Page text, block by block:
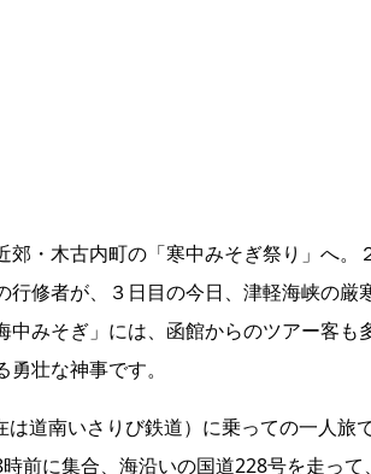
・木古内町の「寒中みそぎ祭り」へ。
修者が、３日目の今日、津軽海峡の厳
中みそぎ」には、函館からのツアー客も
壮な神事です。
は道南いさりび鉄道）に乗っての一人旅
前に集合、海沿いの国道228号を走って